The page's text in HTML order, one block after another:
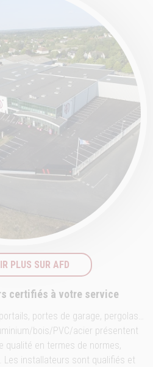
PLUS SUR AFD
certifiés à votre service
portes de garage, pergolas…
bois/PVC/acier présentent
qualité en termes de normes,
installateurs sont qualifiés et